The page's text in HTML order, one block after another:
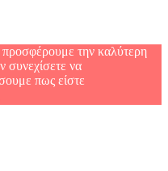
την καλύτερη
συνεχίσετε να
πως είστε